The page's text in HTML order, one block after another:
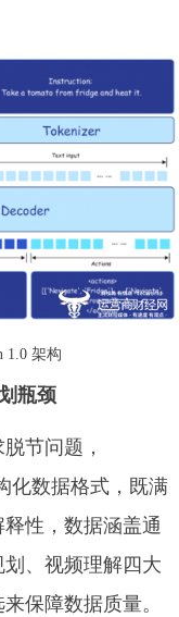
1.0 架构
瓶颈
节问题，
化数据格式，既满
性，数据涵盖通
、视频理解四大
保障数据质量。